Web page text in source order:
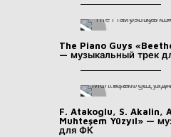
The Piano Guys
— музыкальный трек
F. Atakoglu, S. Akalin,
Muhteşem Yüzyıl» —
для ФК